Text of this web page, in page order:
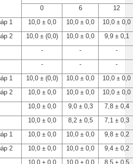
0
6 12
1 10,0 ± 0,0 10,0 ± 0,0
10,0 ± 0,0
2
10,0 ± (0,0) 10,0 ± 0,0
9,9 ± 0,1
- -
-
- - -
1 10,0 ± (0,0) 10,0 ± 0,0
10,0 ± 0,0
2
10,0 ± 0,0 10,0 ± 0,0
10,0 ± 0,0
10,0 ± 0,0 9,0 ± 0,3
7,8 ± 0,4
10,0 ± 0,0 8,2 ± 0,5 7,1 ± 0,3
1 10,0 ± 0,0 10,0 ± 0,0
9,8 ± 0,2
2
10,0 ± 0,0 10,0 ± 0,0
9,4 ± 0,2
10,0 ± 0,0 10,0 ± 0,0 8,5 ± 0,5